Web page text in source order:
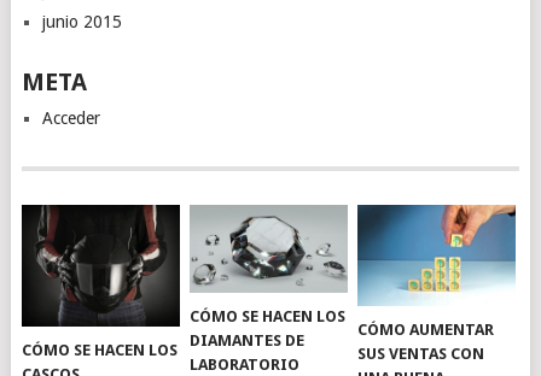
junio 2015
META
Acceder
CÓMO SE HACEN LOS
CÓMO SE HACEN LOS
DIAMANTES DE
LABORATORIO
CÓMO AUMENTAR
SUS VENTAS CON